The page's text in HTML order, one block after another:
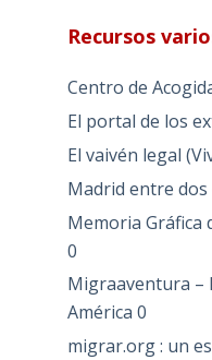
Recursos
Centro de
El portal de los
El vaivén legal
Madrid entre
Memoria Gráfica
0
Migraaventura –
América 0
migrar.org : un